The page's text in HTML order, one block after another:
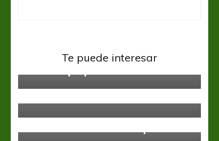
Te puede interesar